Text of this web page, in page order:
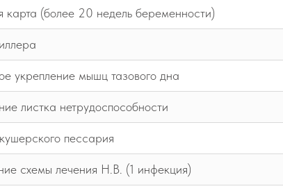
(более 20 недель беременности)
укрепление мышц тазового дна
листка нетрудоспособности
пессария
схемы лечения Н.В. (1 инфекция)